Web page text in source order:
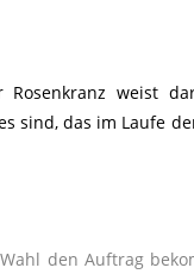
Rosenkranz weist
sind, das im Laufe
den Auftrag